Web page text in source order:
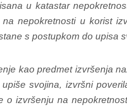
u katastar
nepokretnosti u korist
s postupkom do upisa
kao predmet izvršenja
svojina, izvršni
o izvršenju na